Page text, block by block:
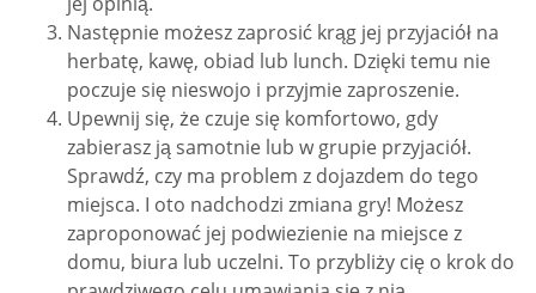
Następnie możesz zaprosić krąg jej przyjaciół na
herbatę, kawę, obiad lub lunch. Dzięki temu nie
poczuje się nieswojo i przyjmie zaproszenie.
Upewnij się, że czuje się komfortowo, gdy
zabierasz ją samotnie lub w grupie przyjaciół.
Sprawdź, czy ma problem z dojazdem do tego
miejsca. I oto nadchodzi zmiana gry! Możesz
zaproponować jej podwiezienie na miejsce z
domu, biura lub uczelni. To przybliży cię o krok do